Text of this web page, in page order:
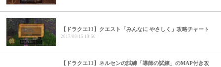
【ドラクエ11】クエスト「みんなに やさしく」攻略チャート
2017/08/15 19:50
【ドラクエ11】ネルセンの試練「導師の試練」のMAP付き攻